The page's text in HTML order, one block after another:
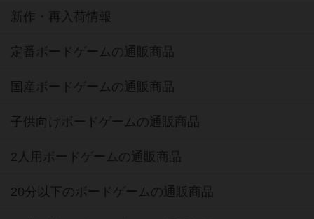
新作・再入荷情報
定番ボードゲームの通販商品
国産ボードゲームの通販商品
子供向けボードゲームの通販商品
2人用ボードゲームの通販商品
20分以下のボードゲームの通販商品